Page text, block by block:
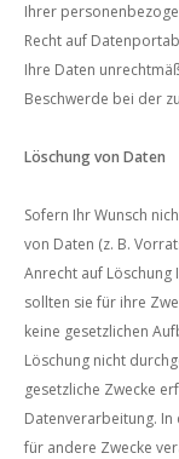
Ihrer
Recht auf
Ihre Daten
Beschwerde bei der
Löschung von Daten
Sofern Ihr Wunsch
von Daten (z. B.
Anrecht auf Löschung
sollten sie für ihre
keine gesetzlichen
Löschung nicht
gesetzliche Zwecke
Datenverarbeitung.
für andere Zwecke